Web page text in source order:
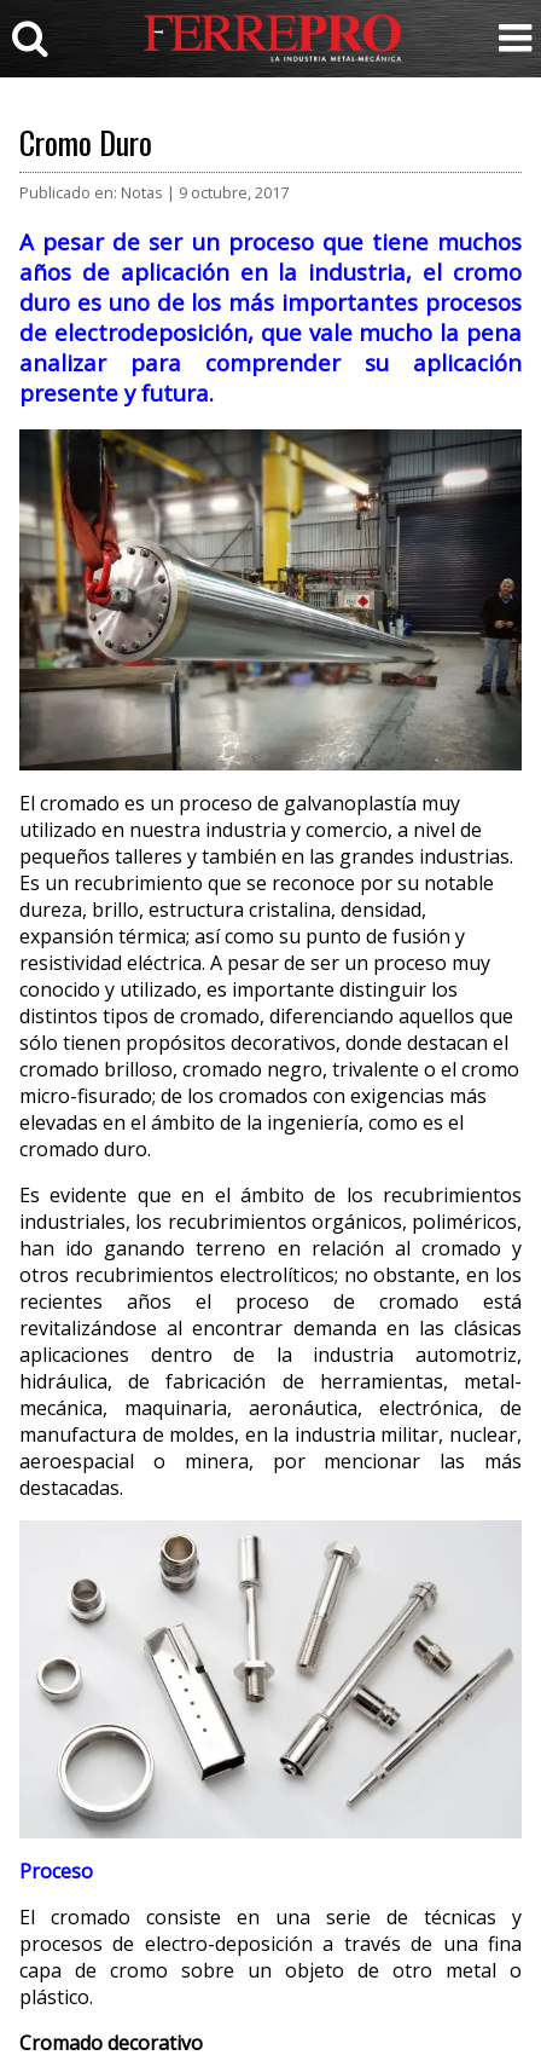
Cromo Duro
Publicado en: Notas | 9 octubre, 2017
A pesar de ser un proceso que tiene muchos
años de aplicación en la industria, el cromo
duro es uno de los más importantes procesos
de electrodeposición, que vale mucho la pena
analizar para comprender su aplicación
presente y futura.
El cromado es un proceso de galvanoplastía muy
utilizado en nuestra industria y comercio, a nivel de
pequeños talleres y también en las grandes industrias.
Es un recubrimiento que se reconoce por su notable
dureza, brillo, estructura cristalina, densidad,
expansión térmica; así como su punto de fusión y
resistividad eléctrica. A pesar de ser un proceso muy
conocido y utilizado, es importante distinguir los
distintos tipos de cromado, diferenciando aquellos que
sólo tienen propósitos decorativos, donde destacan el
cromado brilloso, cromado negro, trivalente o el cromo
micro-fisurado; de los cromados con exigencias más
elevadas en el ámbito de la ingeniería, como es el
cromado duro.
Es evidente que en el ámbito de los recubrimientos
industriales, los recubrimientos orgánicos, poliméricos,
han ido ganando terreno en relación al cromado y
otros recubrimientos electrolíticos; no obstante, en los
recientes años el proceso de cromado está
revitalizándose al encontrar demanda en las clásicas
aplicaciones dentro de la industria automotriz,
hidráulica, de fabricación de herramientas, metal-
mecánica, maquinaria, aeronáutica, electrónica, de
manufactura de moldes, en la industria militar, nuclear,
aeroespacial o minera, por mencionar las más
destacadas.
Proceso
El cromado consiste en una serie de técnicas y
procesos de electro-deposición a través de una fina
capa de cromo sobre un objeto de otro metal o
plástico.
Cromado decorativo